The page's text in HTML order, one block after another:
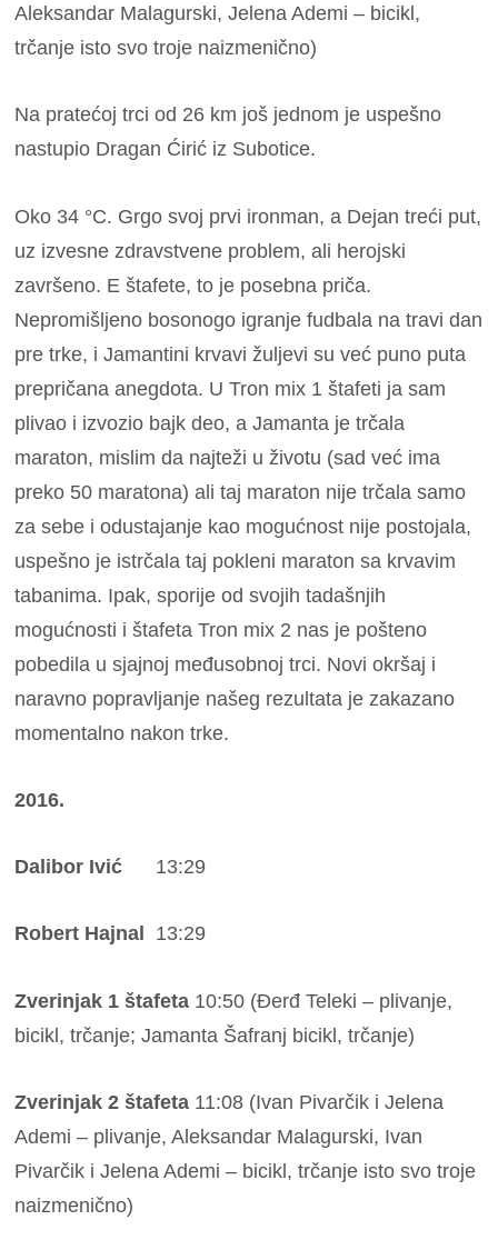
Aleksandar Malagurski, Jelena Ademi – bicikl,
trčanje isto svo troje naizmenično)
Na pratećoj trci od 26 km još jednom je uspešno
nastupio Dragan Ćirić iz Subotice.
Oko 34 °C. Grgo svoj prvi ironman, a Dejan treći put,
uz izvesne zdravstvene problem, ali herojski
završeno. E štafete, to je posebna priča.
Nepromišljeno bosonogo igranje fudbala na travi dan
pre trke, i Jamantini krvavi žuljevi su već puno puta
prepričana anegdota. U Tron mix 1 štafeti ja sam
plivao i izvozio bajk deo, a Jamanta je trčala
maraton, mislim da najteži u životu (sad već ima
preko 50 maratona) ali taj maraton nije trčala samo
za sebe i odustajanje kao mogućnost nije postojala,
uspešno je istrčala taj pokleni maraton sa krvavim
tabanima. Ipak, sporije od svojih tadašnjih
mogućnosti i štafeta Tron mix 2 nas je pošteno
pobedila u sjajnoj međusobnoj trci. Novi okršaj i
naravno popravljanje našeg rezultata je zakazano
momentalno nakon trke.
2016.
Dalibor Ivić 13:29
Robert Hajnal 13:29
Zverinjak 1 štafeta 10:50 (Đerđ Teleki – plivanje,
bicikl, trčanje; Jamanta Šafranj bicikl, trčanje)
Zverinjak 2 štafeta 11:08 (Ivan Pivarčik i Jelena
Ademi – plivanje, Aleksandar Malagurski, Ivan
Pivarčik i Jelena Ademi – bicikl, trčanje isto svo troje
naizmenično)